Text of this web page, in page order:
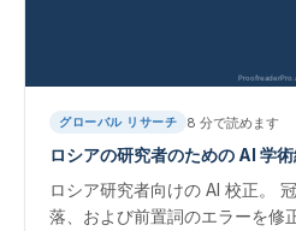
グローバル リサーチ 8 分で読めます
ロシアの研究者のための AI 学
ロシア研究者向けの AI 校正。
落、および前置詞のエラーを修